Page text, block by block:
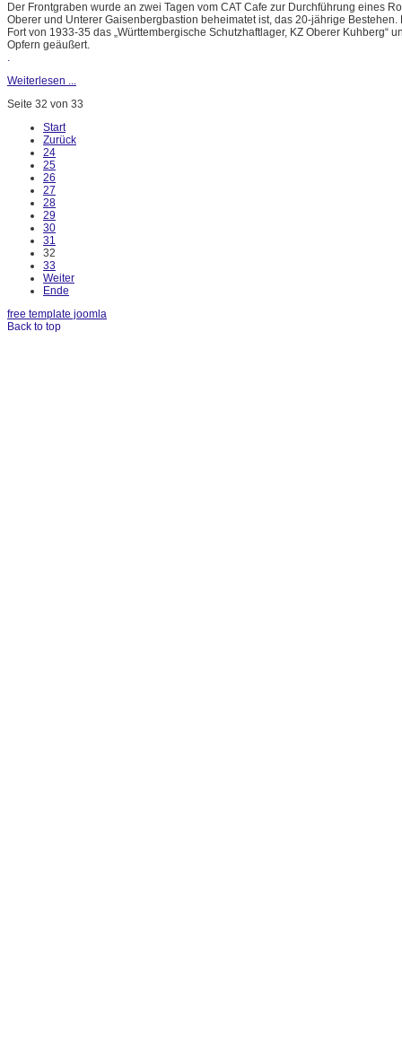
Der Frontgraben wurde an zwei Tagen vom CAT Cafe zur Durchführung eines
Oberer und Unterer Gaisenbergbastion beheimatet ist, das 20-jährige
Fort von 1933-35 das „Württembergische Schutzhaftlager, KZ Oberer
Opfern geäußert.
.
Weiterlesen ...
Seite 32 von 33
Start
Zurück
24
25
26
27
28
29
30
31
32
33
Weiter
Ende
free template joomla
Back to top